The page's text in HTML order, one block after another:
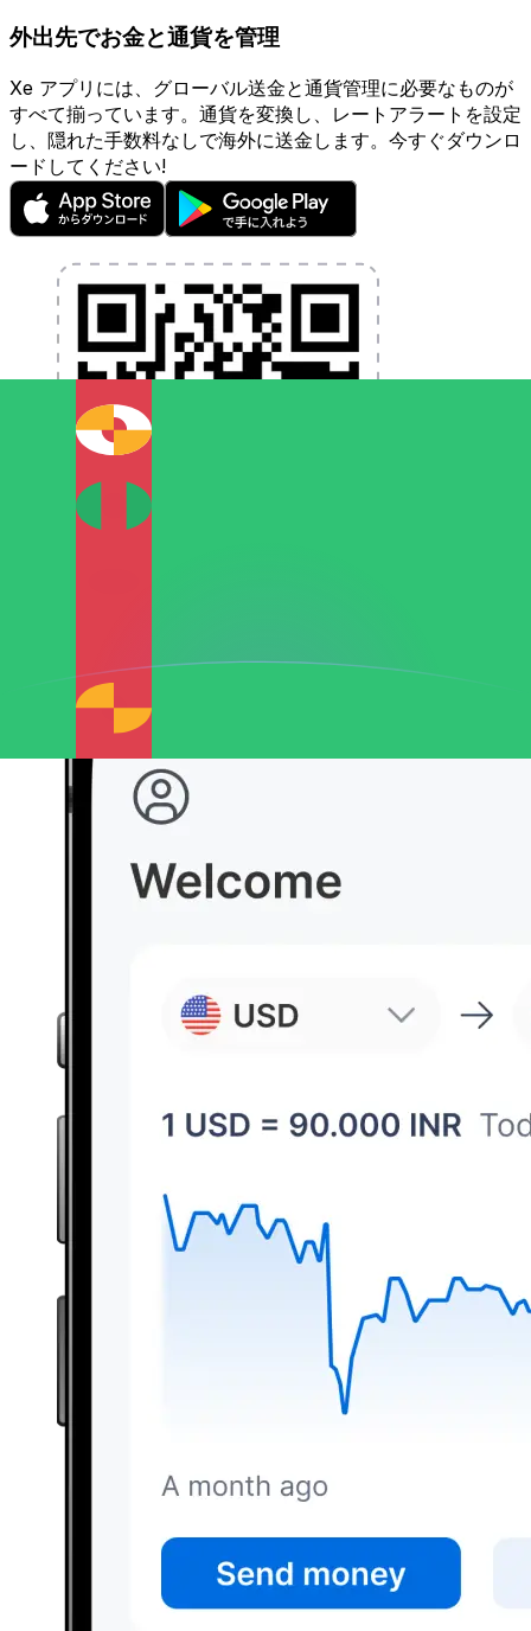
外出先でお金と通貨を管理
Xe アプリには、グローバル送金と通貨管理に必要なものが
すべて揃っています。通貨を変換し、レートアラートを設定
し、隠れた手数料なしで海外に送金します。今すぐダウンロ
ードしてください!